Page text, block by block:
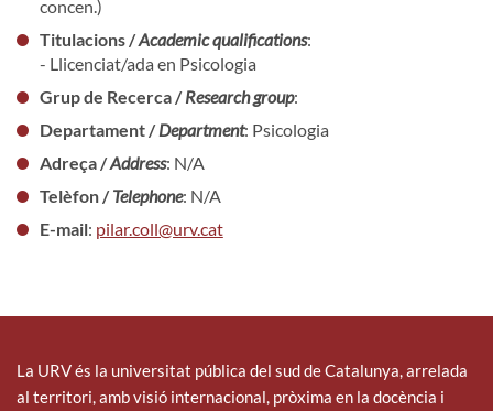
concen.)
Titulacions /Academic qualifications:
- Llicenciat/ada en Psicologia
Grup de Recerca /Research group:
Departament /Department: Psicologia
Adreça /Address: N/A
Telèfon /Telephone: N/A
E-mail: pilar.coll@urv.cat
La URV és la universitat pública del sud de Catalunya, arrelada
al territori, amb visió internacional, pròxima en la docència i